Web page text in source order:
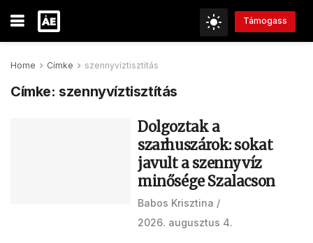
Támogass
Home Címke szennyvíztisztítás
Címke: szennyvíztisztítás
Dolgoztak a
szarhuszárok: sokat
javult a szennyvíz
minősége Szalacson
Babos Krisztina
2026. augusztus 4.